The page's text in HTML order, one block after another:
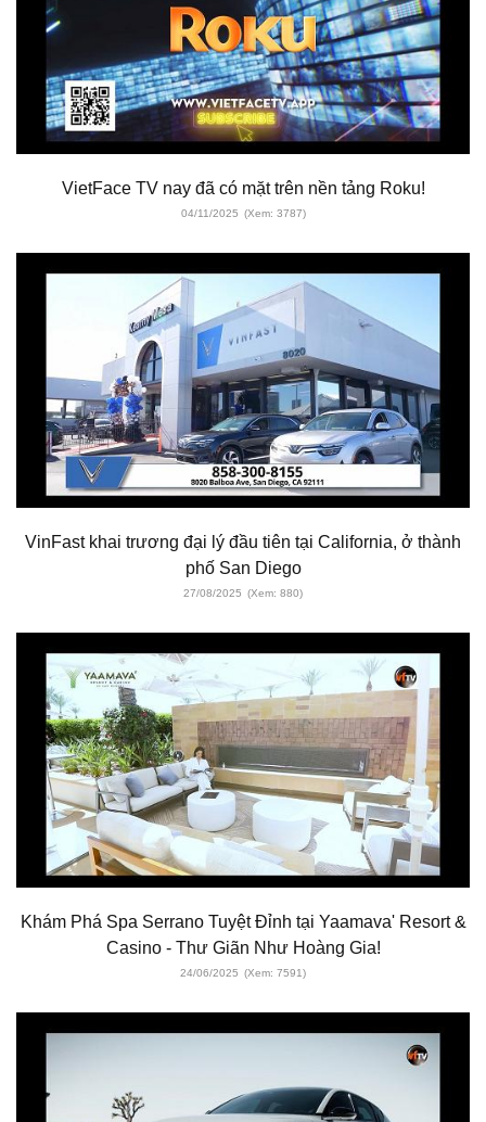
VietFace TV nay đã có mặt trên nền tảng Roku!
04/11/2025 (Xem: 3787)
VinFast khai trương đại lý đầu tiên tại California, ở thành
phố San Diego
27/08/2025 (Xem: 880)
Khám Phá Spa Serrano Tuyệt Đỉnh tại Yaamava' Resort &
Casino - Thư Giãn Như Hoàng Gia!
24/06/2025 (Xem: 7591)